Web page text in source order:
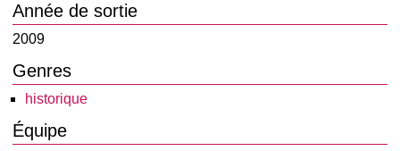
Année de sortie
2009
Genres
historique
Équipe